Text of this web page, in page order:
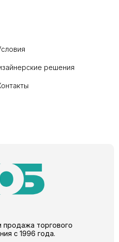
решения
продажа торгового
с 1996 года.